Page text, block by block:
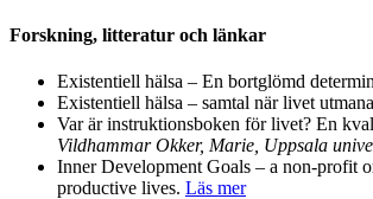
Forskning, litteratur och länkar
Existentiell hälsa – En bortglömd
Existentiell hälsa – samtal när livet
Var är instruktionsboken för livet? En
Vildhammar Okker, Marie, Uppsala
Inner Development Goals – a non-profit
productive lives. Läs mer